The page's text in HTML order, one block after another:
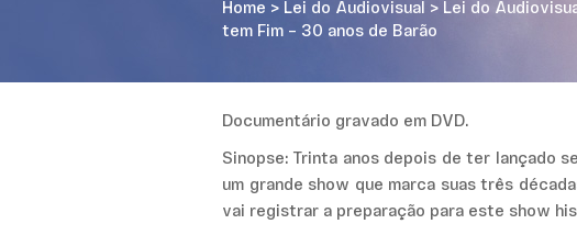
Home > Lei do Audiovisual > Lei do
tem Fim – 30 anos de Barão
Documentário gravado em DVD.
Sinopse: Trinta anos depois de ter lançado
um grande show que marca suas três
vai registrar a preparação para este show